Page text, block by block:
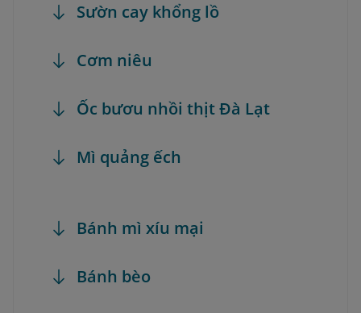
Sườn cay khổng lồ
Cơm niêu
Ốc bươu nhồi thịt Đà Lạt
Mì quảng ếch
Bánh mì xíu mại
Bánh bèo